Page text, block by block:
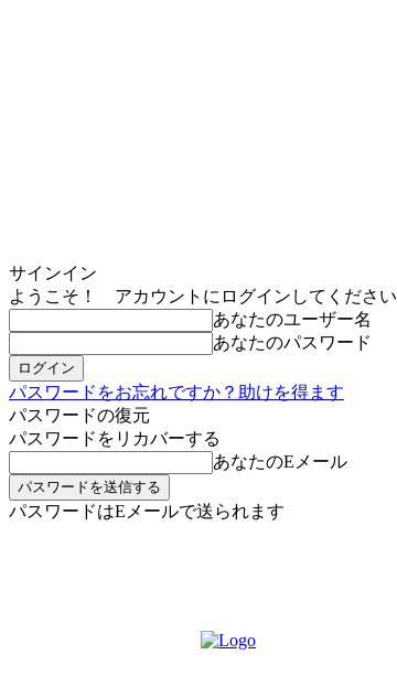
サインイン
ようこそ！ アカウントにログインしてください
あなたのユーザー名
あなたのパスワード
パスワードをお忘れですか？助けを得ます
パスワードの復元
パスワードをリカバーする
あなたのEメール
パスワードはEメールで送られます